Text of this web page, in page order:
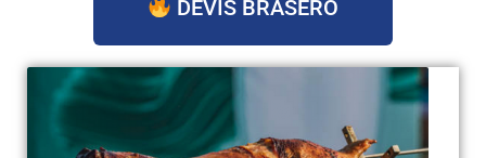
DEVIS BRASERO